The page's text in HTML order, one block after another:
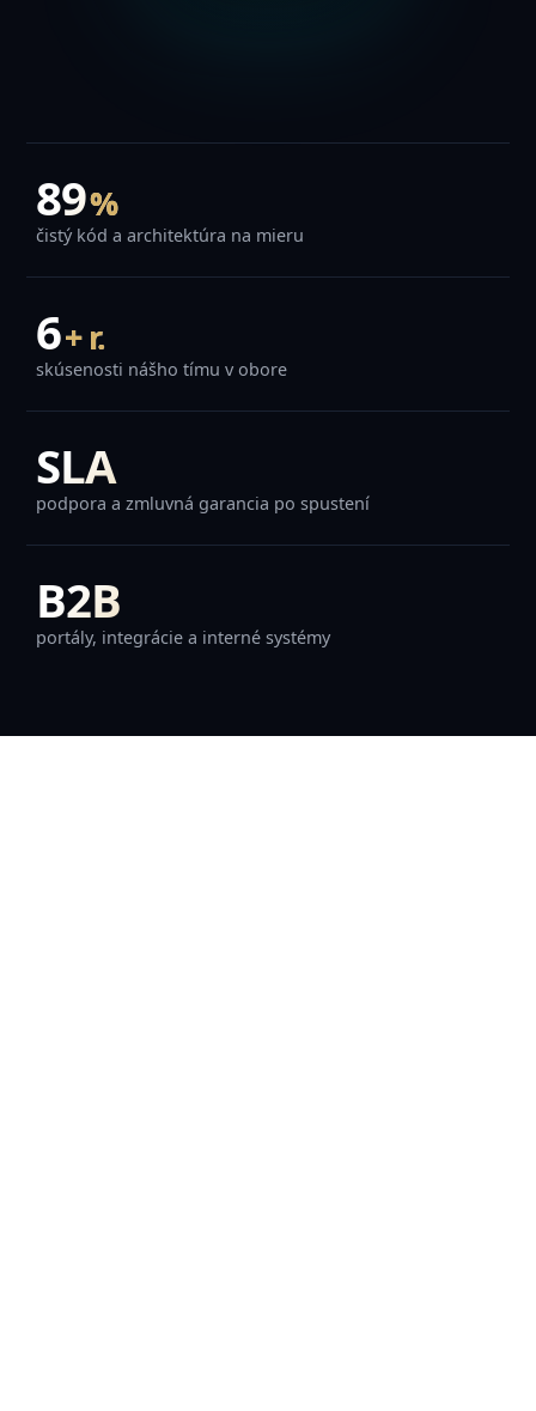
100%
čistý kód a architektúra na mieru
7+ r.
skúsenosti nášho tímu v obore
SLA
podpora a zmluvná garancia po spustení
B2B
portály, integrácie a interné systémy